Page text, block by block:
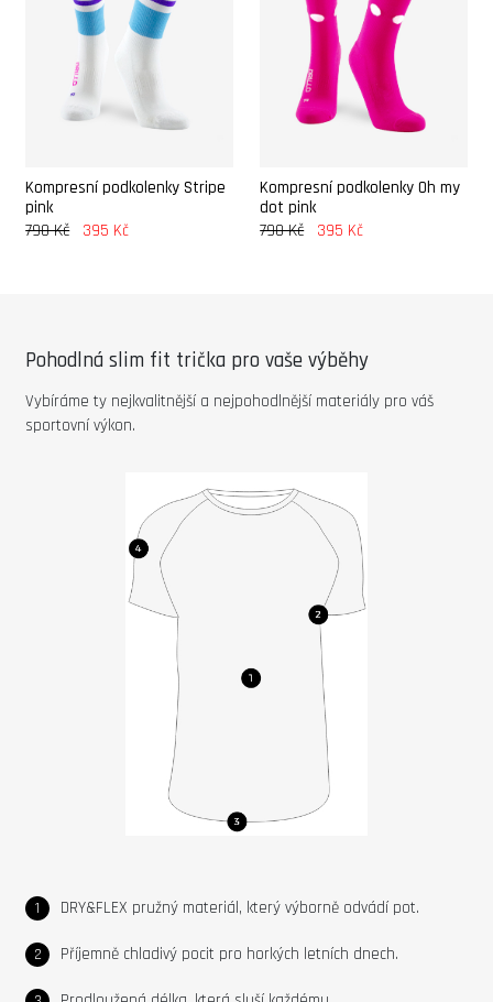
Kompresní podkolenky Stripe
pink
790 Kč 395 Kč
Kompresní podkolenky Oh my
dot pink
790 Kč 395 Kč
Pohodlná slim fit trička pro vaše výběhy
Vybíráme ty nejkvalitnější a nejpohodlnější materiály pro váš
sportovní výkon.
DRY&FLEX pružný materiál, který výborně odvádí pot.
Příjemně chladivý pocit pro horkých letních dnech.